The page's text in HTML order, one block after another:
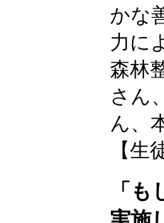
かな
力に
森林
さん
ん、
【生
「